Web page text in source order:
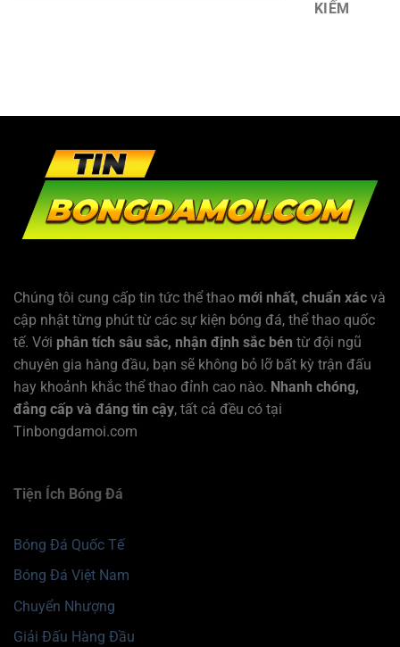
KIẾM
Chúng tôi cung cấp tin tức thể thao mới nhất, chuẩn xác và
cập nhật từng phút từ các sự kiện bóng đá, thể thao quốc
tế. Với phân tích sâu sắc, nhận định sắc bén từ đội ngũ
chuyên gia hàng đầu, bạn sẽ không bỏ lỡ bất kỳ trận đấu
hay khoảnh khắc thể thao đỉnh cao nào. Nhanh chóng,
đẳng cấp và đáng tin cậy, tất cả đều có tại
Tinbongdamoi.com
Tiện Ích Bóng Đá
Bóng Đá Quốc Tế
Bóng Đá Việt Nam
Chuyển Nhượng
Giải Đấu Hàng Đầu